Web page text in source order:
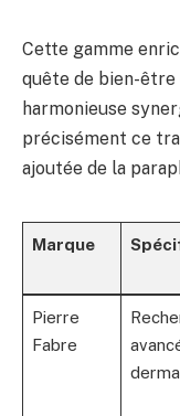
Cette gamme
quête de bien-être
harmonieuse
précisément ce
ajoutée de la
Marque
Pierre
Fabre